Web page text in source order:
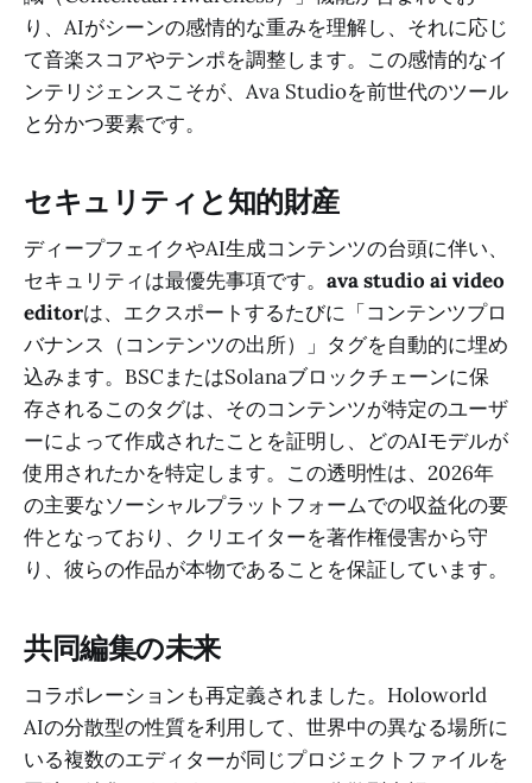
り、AIがシーンの感情的な重みを理解し、それに応じ
て音楽スコアやテンポを調整します。この感情的なイ
ンテリジェンスこそが、Ava Studioを前世代のツール
と分かつ要素です。
セキュリティと知的財産
ディープフェイクやAI生成コンテンツの台頭に伴い、
セキュリティは最優先事項です。 ava studio ai video
editorは、エクスポートするたびに「コンテンツプロ
バナンス（コンテンツの出所）」タグを自動的に埋め
込みます。BSCまたはSolanaブロックチェーンに保
存されるこのタグは、そのコンテンツが特定のユーザ
ーによって作成されたことを証明し、どのAIモデルが
使用されたかを特定します。この透明性は、2026年
の主要なソーシャルプラットフォームでの収益化の要
件となっており、クリエイターを著作権侵害から守
り、彼らの作品が本物であることを保証しています。
共同編集の未来
コラボレーションも再定義されました。Holoworld
AIの分散型の性質を利用して、世界中の異なる場所に
いる複数のエディターが同じプロジェクトファイルを